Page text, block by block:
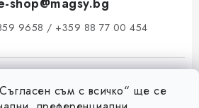
съм с всичко“ ще се
shop@magsy.bg
9658 / +359 88 77 00 454